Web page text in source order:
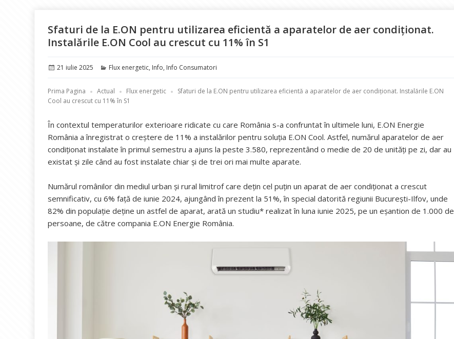
Sfaturi de la E.ON pentru utilizarea eficientă a aparatelor de aer condiționat.
Instalările E.ON Cool au crescut cu 11% în S1
Publicat
21 iulie 2025 Categorii
Flux energetic, Info, Info Consumatori
Prima Pagina Actual Flux energetic
Sfaturi de la E.ON pentru utilizarea eficientă a aparatelor de aer condiționat. Instalările E.ON
Cool au crescut cu 11% în S1
În contextul temperaturilor exterioare ridicate cu care România s-a confruntat în ultimele luni, E.ON Energie
România a înregistrat o creștere de 11% a instalărilor pentru soluția E.ON Cool. Astfel, numărul aparatelor de aer
condiționat instalate în primul semestru a ajuns la peste 3.580, reprezentând o medie de 20 de unități pe zi, dar au
existat și zile când au fost instalate chiar și de trei ori mai multe aparate.
Numărul românilor din mediul urban și rural limitrof care dețin cel puțin un aparat de aer condiționat a crescut
semnificativ, cu 6% față de iunie 2024, ajungând în prezent la 51%, în special datorită regiunii București-Ilfov, unde
82% din populație deține un astfel de aparat, arată un studiu* realizat în luna iunie 2025, pe un eșantion de 1.000 de
persoane, de către compania E.ON Energie România.